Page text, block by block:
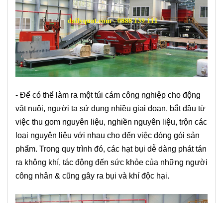
- Để có thể làm ra một túi cám công nghiệp cho động
vật nuôi, người ta sử dụng nhiều giai đoạn, bắt đầu từ
việc thu gom nguyên liệu, nghiền nguyên liệu, trộn các
loại nguyên liệu với nhau cho đến việc đóng gói sản
phẩm. Trong quy trình đó, các hạt bụi dễ dàng phát tán
ra không khí, tác động đến sức khỏe của những người
công nhân & cũng gây ra bụi và khí độc hại.